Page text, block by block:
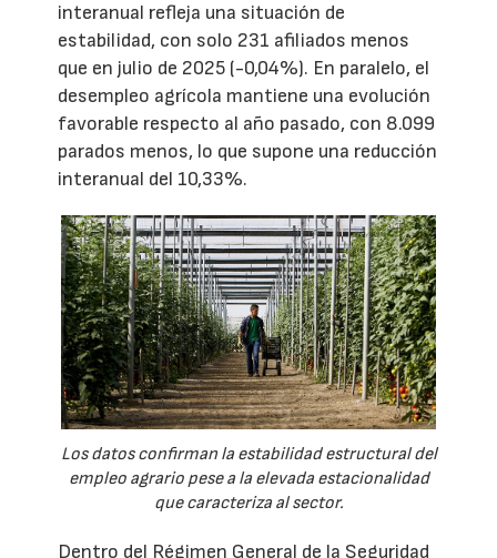
interanual refleja una situación de
estabilidad, con solo 231 afiliados menos
que en julio de 2025 (-0,04%). En paralelo, el
desempleo agrícola mantiene una evolución
favorable respecto al año pasado, con 8.099
parados menos, lo que supone una reducción
interanual del 10,33%.
Los datos confirman la estabilidad estructural del
empleo agrario pese a la elevada estacionalidad
que caracteriza al sector.
Dentro del Régimen General de la Seguridad